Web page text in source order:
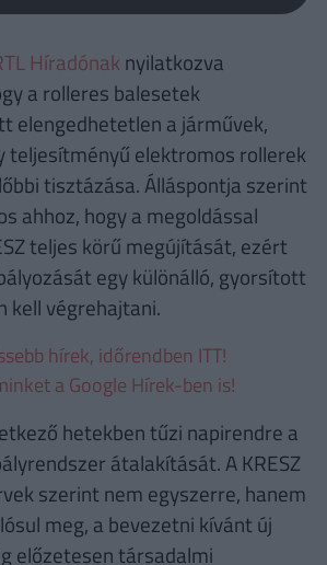
Híradónak nyilatkozva
a rolleres balesetek
elengedhetetlen a járművek,
teljesítményű elektromos rollerek
tisztázása. Álláspontja szerint
ahhoz, hogy a megoldással
teljes körű megújítását, ezért
egy különálló, gyorsított
kell végrehajtani.
hírek, időrendben ITT!
a Google Hírek-ben is!
hetekben tűzi napirendre a
átalakítását. A KRESZ
szerint nem egyszerre, hanem
meg, a bevezetni kívánt új
előzetesen társadalmi